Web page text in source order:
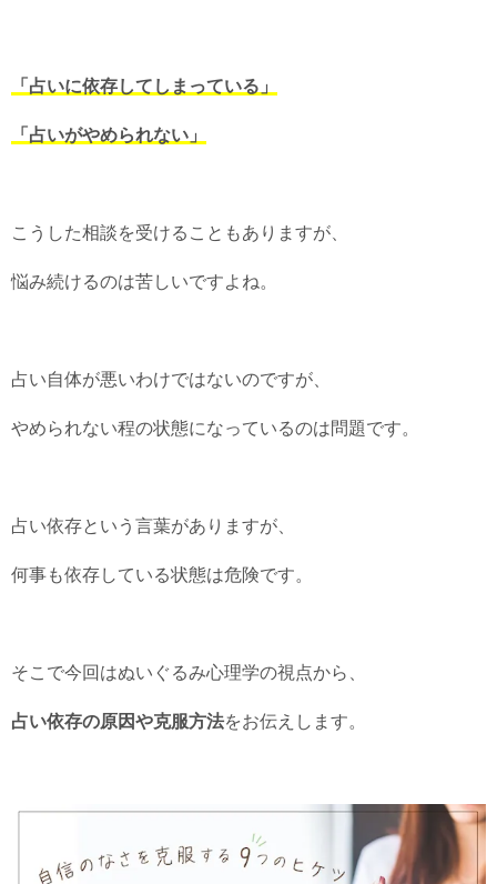
「占いに依存してしまっている」
「占いがやめられない」
こうした相談を受けることもありますが、
悩み続けるのは苦しいですよね。
占い自体が悪いわけではないのですが、
やめられない程の状態になっているのは問題です。
占い依存という言葉がありますが、
何事も依存している状態は危険です。
そこで今回はぬいぐるみ心理学の視点から、
占い依存の原因や克服方法をお伝えします。